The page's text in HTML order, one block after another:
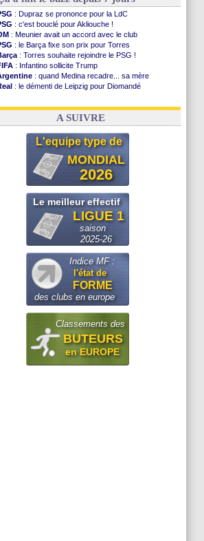
: Dupraz se prononce pour la LdC
: c'est bouclé pour Akliouche !
: Meunier avait un accord avec le club
: le Barça fixe son prix pour Torres
: Torres souhaite rejoindre le PSG !
: Infantino sollicite Trump
: quand Medina recadre... sa mère
: le démenti de Leipzig pour Diomandé
: le conseiller d'Infantino démissionne !
A SUIVRE
L'equipe type de
MONDIAL
2026
Le meilleur effectif
LIGUE 1
saison
2025-26
Indice MF :
l'état de
FORME
des clubs en europe
Classements des
BUTEURS
en EUROPE